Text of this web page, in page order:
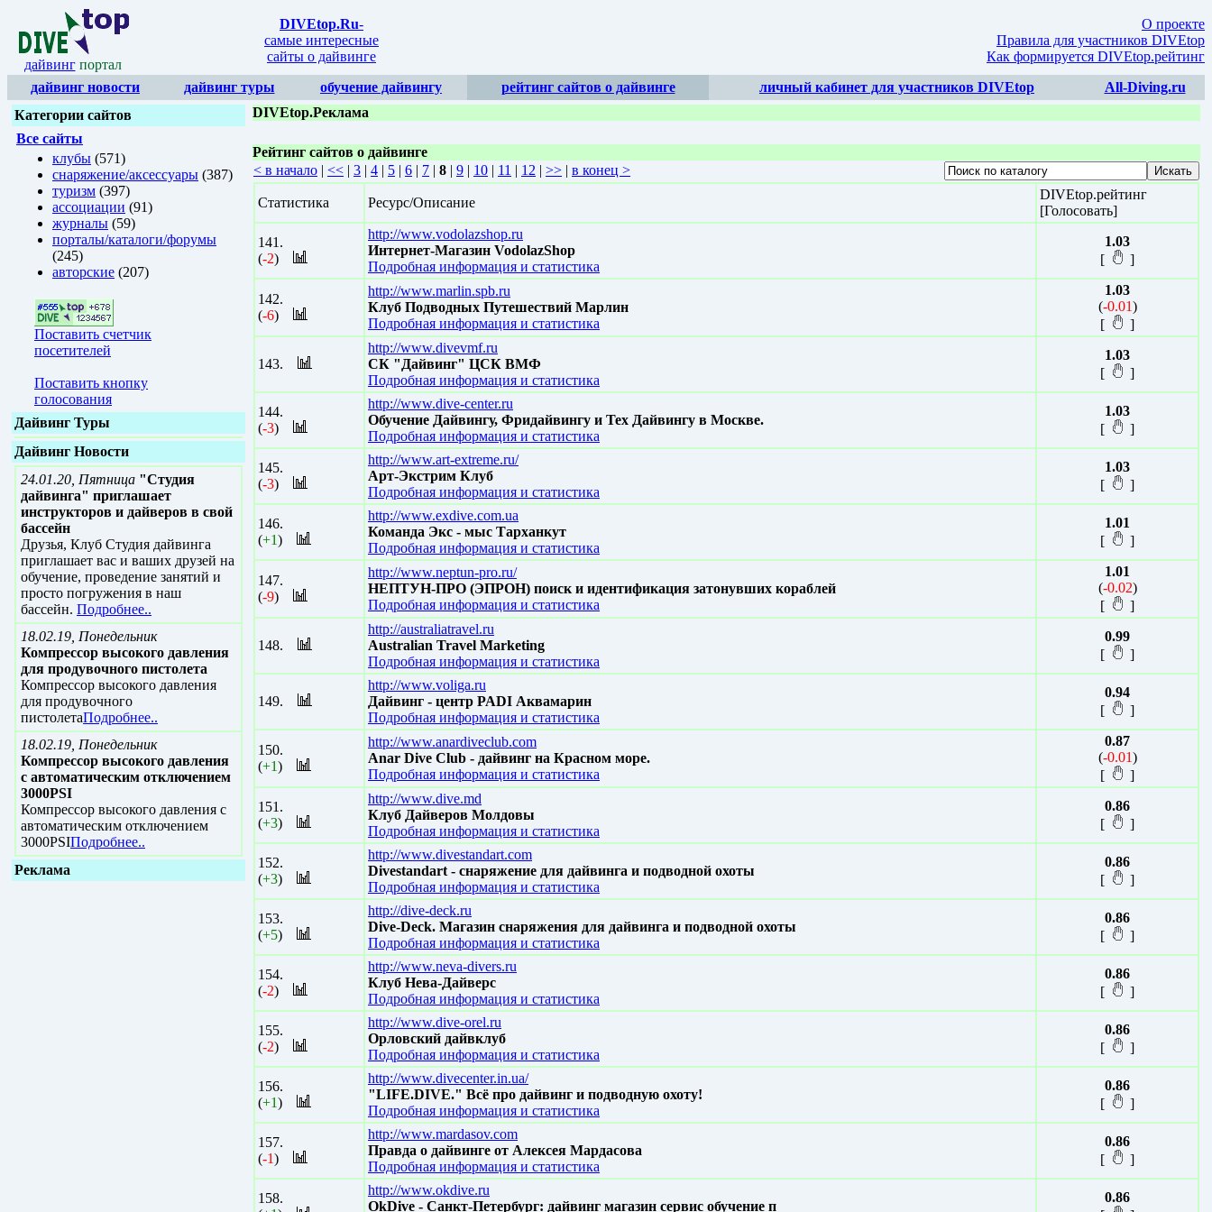
дайвинг портал
DIVEtop.Ru-
самые интересные
сайты о дайвинге
О проекте
Правила для участников DIVEtop
Как формируется DIVEtop.рейтинг
дайвинг новости
дайвинг туры обучение дайвингу рейтинг сайтов о дайвинге личный кабинет для участников DIVEtop
All-Diving.ru
Категории сайтов
Все сайты
клубы (571)
снаряжение/аксессуары (387)
туризм (397)
ассоциации (91)
журналы (59)
порталы/каталоги/форумы
(245)
авторские (207)
Поставить счетчик
посетителей
Поставить кнопку
голосования
Дайвинг Туры
Дайвинг Новости
24.01.20, Пятница "Студия
дайвинга" приглашает
инструкторов и дайверов в свой
бассейн
Друзья, Клуб Студия дайвинга
приглашает вас и ваших друзей на
обучение, проведение занятий и
просто погружения в наш
бассейн. Подробнее..
18.02.19, Понедельник
Компрессор высокого давления
для продувочного пистолета
Компрессор высокого давления
для продувочного
пистолетаПодробнее..
18.02.19, Понедельник
Компрессор высокого давления
с автоматическим отключением
3000PSI
Компрессор высокого давления с
автоматическим отключением
3000PSIПодробнее..
Реклама
DIVEtop.Реклама
Рейтинг сайтов о дайвинге
< в начало | << | 3 | 4 | 5 | 6 | 7 | 8 | 9 | 10 | 11 | 12 | >> | в конец >
Статистика Ресурс/Описание
DIVEtop.рейтинг
[Голосовать]
141.
(-2)
http://www.vodolazshop.ru
Интернет-Магазин VodolazShop
Подробная информация и статистика
1.03
[
]
142.
(-6)
http://www.marlin.spb.ru
Клуб Подводных Путешествий Марлин
Подробная информация и статистика
1.03
(-0.01)
[
]
143.
http://www.divevmf.ru
СК "Дайвинг" ЦСК ВМФ
Подробная информация и статистика
1.03
[
]
144.
(-3)
http://www.dive-center.ru
Обучение Дайвингу, Фридайвингу и Тех Дайвингу в Москве.
Подробная информация и статистика
1.03
[
]
145.
(-3)
http://www.art-extreme.ru/
Арт-Экстрим Клуб
Подробная информация и статистика
1.03
[
]
146.
(+1)
http://www.exdive.com.ua
Команда Экс - мыс Тарханкут
Подробная информация и статистика
1.01
[
]
147.
(-9)
http://www.neptun-pro.ru/
НЕПТУН-ПРО (ЭПРОН) поиск и идентификация затонувших кораблей
Подробная информация и статистика
1.01
(-0.02)
[
]
148.
http://australiatravel.ru
Australian Travel Marketing
Подробная информация и статистика
0.99
[
]
149.
http://www.voliga.ru
Дайвинг - центр PADI Аквамарин
Подробная информация и статистика
0.94
[
]
150.
(+1)
http://www.anardiveclub.com
Anar Dive Club - дайвинг на Красном море.
Подробная информация и статистика
0.87
(-0.01)
[
]
151.
(+3)
http://www.dive.md
Клуб Дайверов Молдовы
Подробная информация и статистика
0.86
[
]
152.
(+3)
http://www.divestandart.com
Divestandart - снаряжение для дайвинга и подводной охоты
Подробная информация и статистика
0.86
[
]
153.
(+5)
http://dive-deck.ru
Dive-Deck. Магазин снаряжения для дайвинга и подводной охоты
Подробная информация и статистика
0.86
[
]
154.
(-2)
http://www.neva-divers.ru
Клуб Нева-Дайверс
Подробная информация и статистика
0.86
[
]
155.
(-2)
http://www.dive-orel.ru
Орловский дайвклуб
Подробная информация и статистика
0.86
[
]
156.
(+1)
http://www.divecenter.in.ua/
"LIFE.DIVE." Всё про дайвинг и подводную охоту!
Подробная информация и статистика
0.86
[
]
157.
(-1)
http://www.mardasov.com
Правда о дайвинге от Алексея Мардасова
Подробная информация и статистика
0.86
[
]
158.
http://www.okdive.ru
OkDive - Санкт-Петербург: дайвинг магазин сервис обучение п
0.86